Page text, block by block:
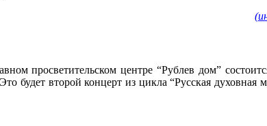
(
просветительском центре “Рублев дом”
будет второй концерт из цикла “Русская